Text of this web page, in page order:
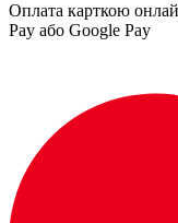
Оплата карткою
Pay або Google Pay